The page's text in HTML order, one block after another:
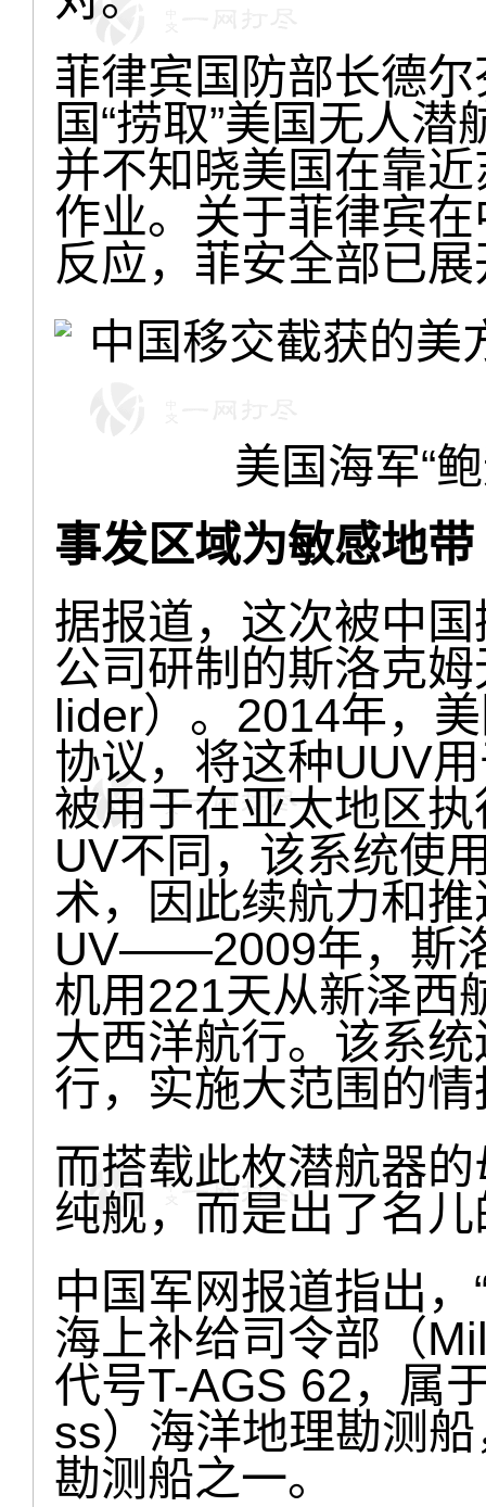
菲律宾国防部长德
国“捞取”美国无人
并不知晓美国在靠
作业。关于菲律宾
反应，菲安全部已
美国海军“
事发区域为敏感地带
据报道，这次被中
公司研制的斯洛克
lider）。2014年，
协议，将这种UUV
被用于在亚太地区
UV不同，该系统使
术，因此续航力和
UV——2009年，斯
机用221天从新泽西
大西洋航行。该系
行，实施大范围的
而搭载此枚潜航器
纯舰，而是出了名儿
中国军网报道指出
海上补给司令部（
代号T-AGS 62，属
ss）海洋地理勘测
勘测船之一。